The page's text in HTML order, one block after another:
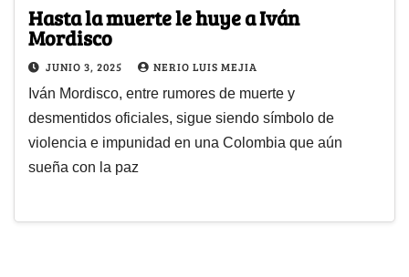
Hasta la muerte le huye a Iván
Mordisco
JUNIO 3, 2025 NERIO LUIS MEJIA
Iván Mordisco, entre rumores de muerte y
desmentidos oficiales, sigue siendo símbolo de
violencia e impunidad en una Colombia que aún
sueña con la paz